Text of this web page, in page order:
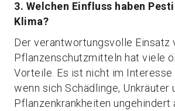
3. Welchen Einfluss haben
Klima?
Der verantwortungsvolle Einsatz
Pflanzenschutzmitteln hat viele
Vorteile. Es ist nicht im Interesse
wenn sich Schädlinge, Unkräuter
Pflanzenkrankheiten ungehindert